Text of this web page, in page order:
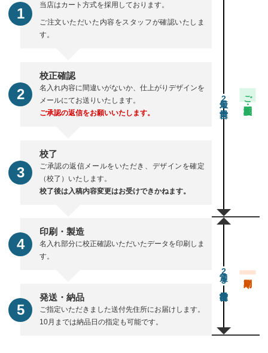
当店はカート方式を採用しております。
ご注文いただいた内容をスタッフが確認いたしま
す。
校正確認
名入れ内容に間違いがないか、仕上がりデザインを
メールにてお送りいたします。
ご承認の返信をお願いいたします。
校了
ご承認の返信メールをいただき、デザインを確定
（校了）いたします。
校了後は入稿内容変更はお受けできかねます。
2 ご注文・校正期間
印刷・製造
名入れ部分に校正確認いただいたデータを印刷しま
す。
発送・納品
ご指定いただきました送付先住所にお届けします。
10月までは納品日の指定も可能です。
通常23営業日後出荷